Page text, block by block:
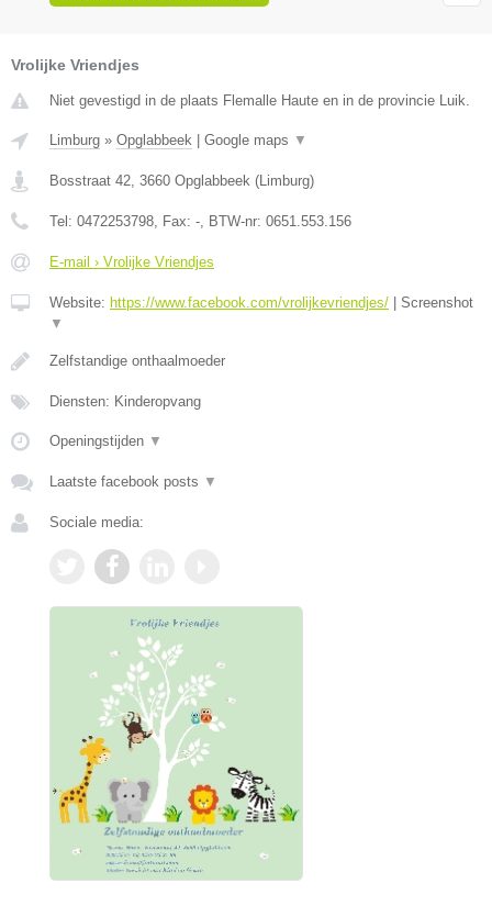
Vrolijke Vriendjes
Niet gevestigd in de plaats Flemalle Haute en in de provincie Luik.
Limburg » Opglabbeek Google maps ▼
Bosstraat 42 3660 Opglabbeek ( Limburg)
Tel: 0472253798 , Fax: - , BTW-nr: 0651.553.156
E-mail › Vrolijke Vriendjes
Website: https://www.facebook.com/vrolijkevriendjes/
Screenshot
▼
Zelfstandige onthaalmoeder
Diensten: Kinderopvang
Openingstijden ▼
Laatste facebook posts ▼
Sociale media: